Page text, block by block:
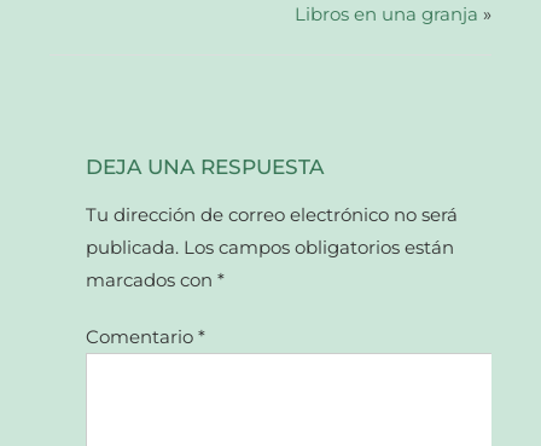
ventana
Libros en una granja »
DEJA UNA RESPUESTA
Tu dirección de correo electrónico no será
publicada. Los campos obligatorios están
marcados con*
Comentario*